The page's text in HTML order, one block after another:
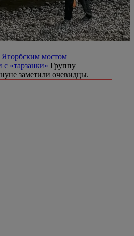
мостом
с «тарзанки» Группу
заметили очевидцы.